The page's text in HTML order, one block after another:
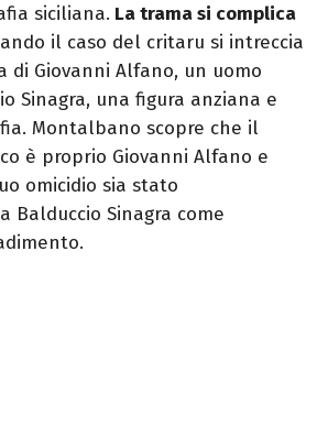
siciliana. La trama si complica
il caso del critaru si intreccia
di Giovanni Alfano, un uomo
Sinagra, una figura anziana e
Montalbano scopre che il
è proprio Giovanni Alfano e
omicidio sia stato
Balduccio Sinagra come